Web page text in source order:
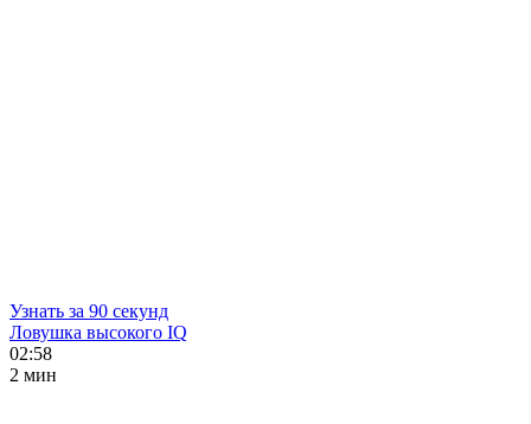
Узнать за 90 секунд
Ловушка высокого IQ
02:58
2 мин